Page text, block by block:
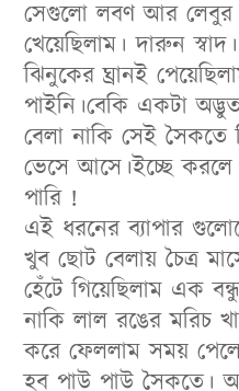
সেগুলো লবণ আর লেবুর
খেয়েছিলাম। দারুন
ঝিনুকের ঘ্রানই
পাইনি।বেকি একটা
বেলা নাকি সেই সৈকতে
ভেসে আসে।ইচ্ছে
পারি !
এই ধরনের ব্যাপার
খুব ছোট বেলায় চৈত্র
হেঁটে গিয়েছিলাম এক
নাকি লাল রঙের মরিচ
করে ফেললাম সময়
হব পাউ পাউ সৈকতে।